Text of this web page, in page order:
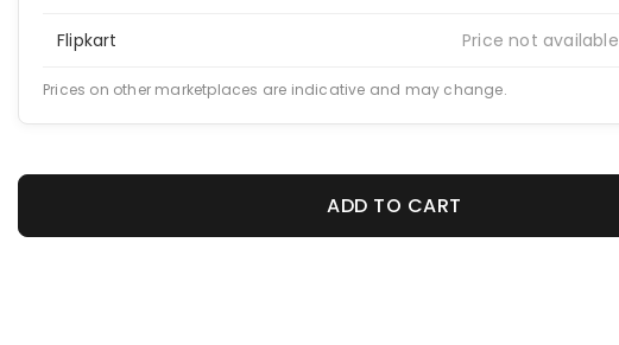
Flipkart Price not available
Prices on other marketplaces are indicative and may change.
ADD TO CART